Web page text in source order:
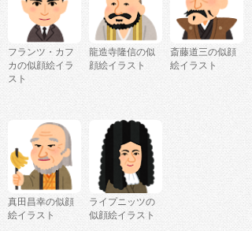
フランツ・カフ
カの似顔絵イラ
スト
龍造寺隆信の似
顔絵イラスト
斎藤道三の似顔
絵イラスト
真田昌幸の似顔
絵イラスト
ライプニッツの
似顔絵イラスト